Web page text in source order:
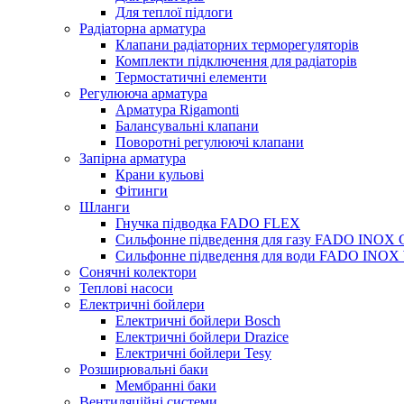
Для теплої підлоги
Радіаторна арматура
Клапани радіаторних терморегуляторів
Комплекти підключення для радіаторів
Термостатичні елементи
Регулююча арматура
Арматура Rigamonti
Балансувальні клапани
Поворотні регулюючі клапани
Запірна арматура
Крани кульові
Фітинги
Шланги
Гнучка підводка FADO FLEX
Сильфонне підведення для газу FADO INOX
Сильфонне підведення для води FADO INOX
Сонячні колектори
Теплові насоси
Електричні бойлери
Електричні бойлери Bosch
Електричні бойлери Drazice
Електричні бойлери Tesy
Розширювальні баки
Мембранні баки